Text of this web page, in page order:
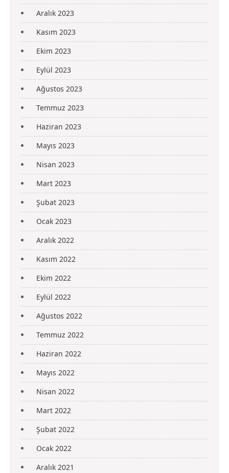
Aralık 2023
Kasım 2023
Ekim 2023
Eylül 2023
Ağustos 2023
Temmuz 2023
Haziran 2023
Mayıs 2023
Nisan 2023
Mart 2023
Şubat 2023
Ocak 2023
Aralık 2022
Kasım 2022
Ekim 2022
Eylül 2022
Ağustos 2022
Temmuz 2022
Haziran 2022
Mayıs 2022
Nisan 2022
Mart 2022
Şubat 2022
Ocak 2022
Aralık 2021